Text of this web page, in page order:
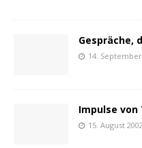
Gespräche,
14. September
Impulse von
15. August 2002